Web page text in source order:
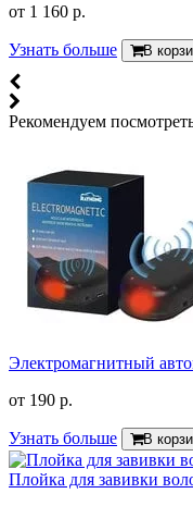
от 1 160 р.
Узнать больше В
Рекомендуем
Электромагнитный
от 190 р.
Узнать больше В
Плойка для завивки